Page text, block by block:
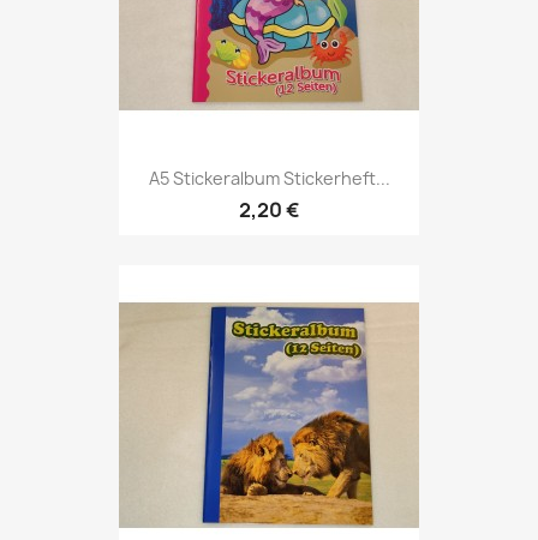
A5 Stickeralbum Stickerheft...
2,20 €